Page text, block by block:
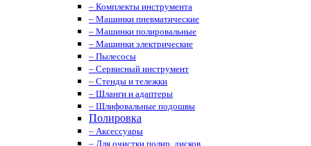
– Комплекты инструмента
– Машинки пневматические
– Машинки полировальные
– Машинки электрические
– Пылесосы
– Сервисный инструмент
– Стенды и тележки
– Шланги и адаптеры
– Шлифовальные подошвы
Полировка
– Аксессуары
– Для очистки полир. дисков